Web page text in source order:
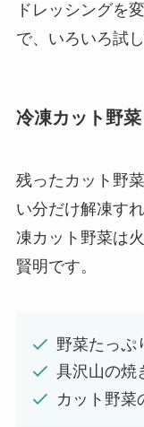
ドレッシングを
で、いろいろ試
冷凍カット野
残ったカット野
い分だけ解凍す
凍カット野菜は
賢明です。
野菜たっぷ
具沢山の焼
カット野菜